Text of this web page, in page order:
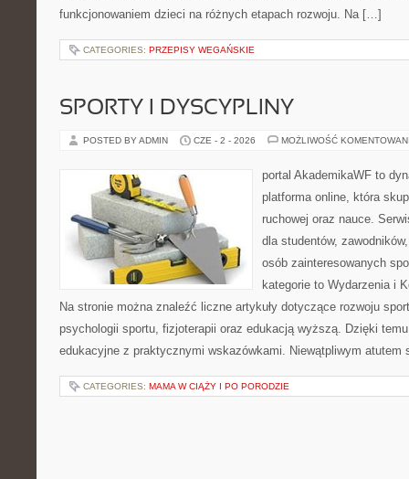
funkcjonowaniem dzieci na różnych etapach rozwoju. Na […]
CATEGORIES: PRZEPISY WEGAŃSKIE
SPORTY I DYSCYPLINY
POSTED BY ADMIN CZE - 2 - 2026 MOŻLIWOŚĆ
portal AkademikaWF to
platforma online, która
ruchowej oraz nauce.
dla studentów,
osób zainteresowanych
kategorie to Wydarzenia i
Na stronie można znaleźć liczne artykuły dotyczące rozwoju
psychologii sportu, fizjoterapii oraz edukacją wyższą. Dzięki
edukacyjne z praktycznymi wskazówkami. Niewątpliwym
CATEGORIES: MAMA W CIĄŻY I PO PORODZIE